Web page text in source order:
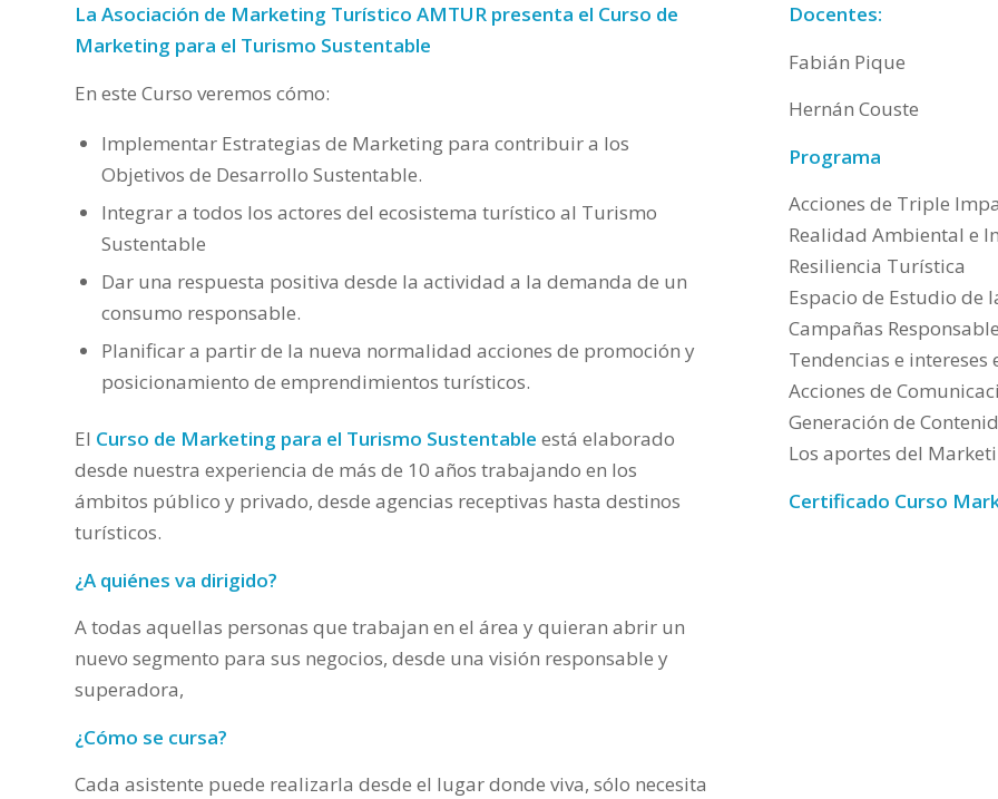
La Asociación de Marketing Turístico AMTUR presenta el Curso de
Marketing para el Turismo Sustentable
En este Curso veremos cómo:
Implementar Estrategias de Marketing para contribuir a los
Objetivos de Desarrollo Sustentable.
Integrar a todos los actores del ecosistema turístico al Turismo
Sustentable
Dar una respuesta positiva desde la actividad a la demanda de un
consumo responsable.
Planificar a partir de la nueva normalidad acciones de promoción y
posicionamiento de emprendimientos turísticos.
El Curso de Marketing para el Turismo Sustentable está elaborado
desde nuestra experiencia de más de 10 años trabajando en los
ámbitos público y privado, desde agencias receptivas hasta destinos
turísticos.
¿A quiénes va dirigido?
A todas aquellas personas que trabajan en el área y quieran abrir un
nuevo segmento para sus negocios, desde una visión responsable y
superadora,
¿Cómo se cursa?
Cada asistente puede realizarla desde el lugar donde viva, sólo necesita
Docentes:
Fabián Pique
Hernán Couste
Programa
Acciones de Triple
Realidad Ambiental e
Resiliencia Turística
Espacio de Estudio
Campañas
Tendencias e
Acciones de
Generación de
Los aportes del
Certificado Curso